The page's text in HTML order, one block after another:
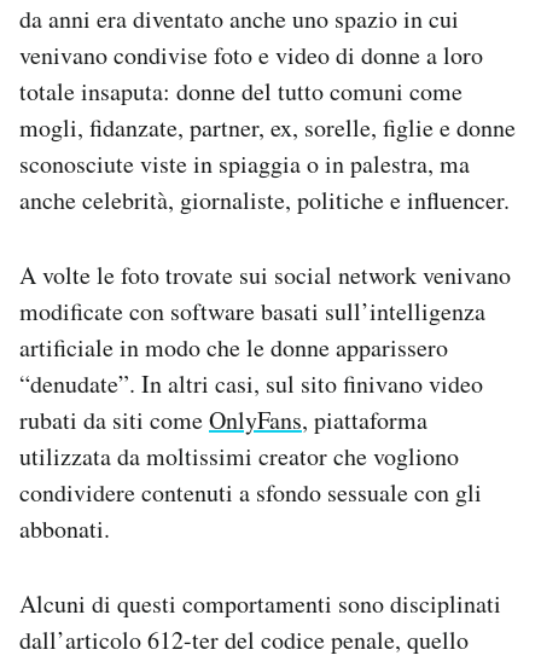
da anni era diventato anche uno spazio in cui
venivano condivise foto e video di donne a loro
totale insaputa: donne del tutto comuni come
mogli, fidanzate, partner, ex, sorelle, figlie e donne
sconosciute viste in spiaggia o in palestra, ma
anche celebrità, giornaliste, politiche e influencer.
A volte le foto trovate sui social network venivano
modificate con software basati sull’intelligenza
artificiale in modo che le donne apparissero
“denudate”. In altri casi, sul sito finivano video
rubati da siti comeOnlyFans, piattaforma
utilizzata da moltissimi creator che vogliono
condividere contenuti a sfondo sessuale con gli
abbonati.
Alcuni di questi comportamenti sono disciplinati
dall’articolo 612-ter del codice penale, quello